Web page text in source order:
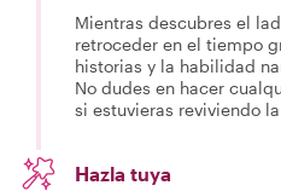
Mientras descubres el
retroceder en el tiempo
historias y la habilidad
No dudes en hacer
si estuvieras reviviendo
Hazla tuya